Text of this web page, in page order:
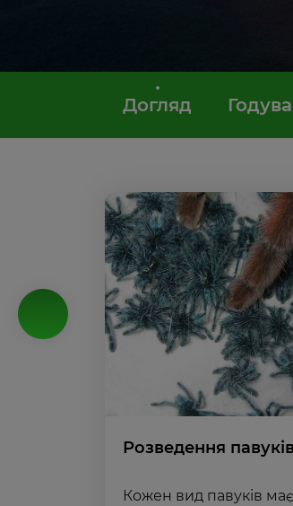
Догляд
Розведення
Кожен вид павуків має